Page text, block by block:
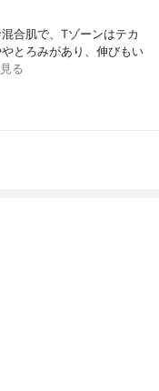
合肌で、Tゾーンはテカ
とろみがあり、伸びもい
る